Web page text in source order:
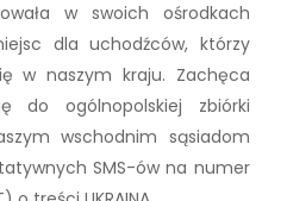
w swoich ośrodkach
dla uchodźców, którzy
w naszym kraju. Zachęca
do ogólnopolskiej zbiórki
wschodnim sąsiadom
SMS-ów na numer